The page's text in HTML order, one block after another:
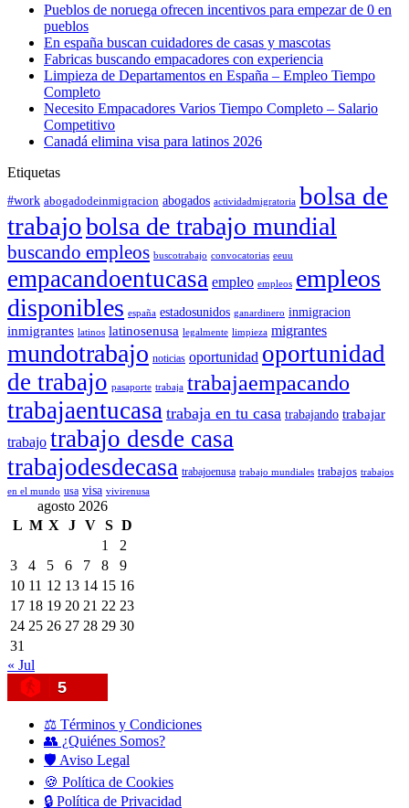
Pueblos de noruega ofrecen incentivos para empezar de 0 en
pueblos
En españa buscan cuidadores de casas y mascotas
Fabricas buscando empacadores con experiencia
Limpieza de Departamentos en España – Empleo Tiempo
Completo
Necesito Empacadores Varios Tiempo Completo – Salario
Competitivo
Canadá elimina visa para latinos 2026
Etiquetas
#work abogadodeinmigracion abogados actividadmigratoria bolsa de
trabajobolsa de trabajo mundial
buscando empleos buscotrabajo convocatorias eeuu
empacandoentucasa empleo empleos empleos
disponibles españa estadosunidos ganardinero inmigracion
inmigrantes latinos latinosenusa legalmente limpieza migrantes
mundotrabajo noticias oportunidad oportunidad
de trabajo pasaporte trabaja trabajaempacando
trabajaentucasa trabaja en tu casa trabajando trabajar
trabajo trabajo desde casa
trabajodesdecasa trabajoenusa trabajo mundiales trabajos trabajos
en el mundo usa visa vivirenusa
agosto 2026
L M X J V S D
1
2
3
4 5 6 7 8
9
10 11 12 13 14 15 16
17 18 19 20 21 22 23
24 25 26 27 28 29 30
31
« Jul
5
⚖️ Términos y Condiciones
👥 ¿Quiénes Somos?
🛡️ Aviso Legal
🍪 Política de Cookies
🔒 Política de Privacidad